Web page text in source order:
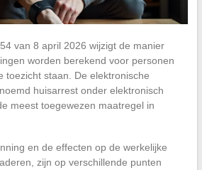
van 8 april 2026 wijzigt de manier
worden berekend voor personen
toezicht staan. De elektronische
huisarrest onder elektronisch
meest toegewezen maatregel in
en de effecten op de werkelijke
zijn op verschillende punten